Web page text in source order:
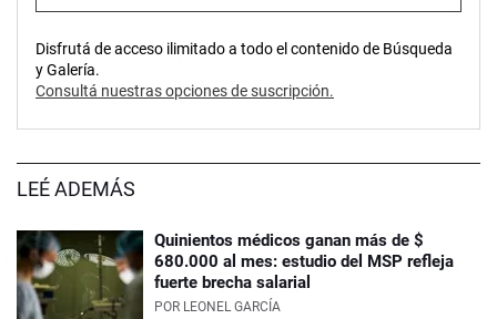
Disfrutá de acceso ilimitado a todo el contenido de Búsqueda
y Galería.
Consultá nuestras opciones de suscripción.
LEÉ ADEMÁS
Quinientos médicos ganan más de $
680.000 al mes: estudio del MSP refleja
fuerte brecha salarial
POR LEONEL GARCÍA